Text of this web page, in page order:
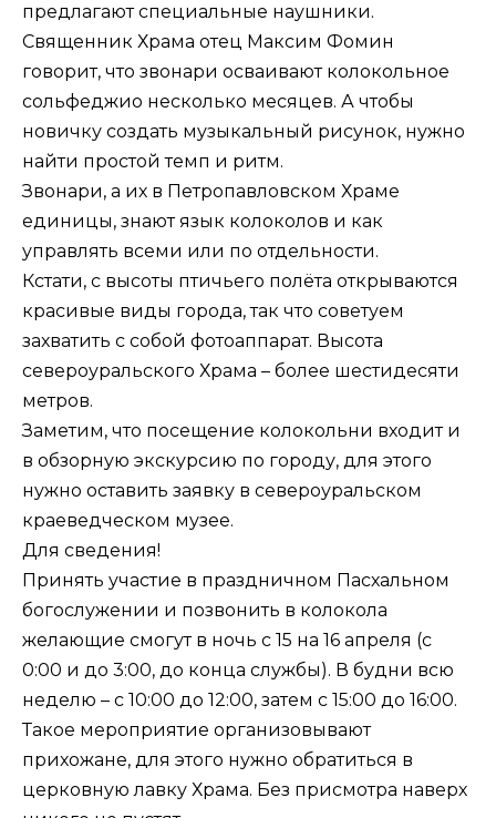
предлагают специальные наушники.
Священник Храма отец Максим Фомин
говорит, что звонари осваивают колокольное
сольфеджио несколько месяцев. А чтобы
новичку создать музыкальный рисунок, нужно
найти простой темп и ритм.
Звонари, а их в Петропавловском Храме
единицы, знают язык колоколов и как
управлять всеми или по отдельности.
Кстати, с высоты птичьего полёта открываются
красивые виды города, так что советуем
захватить с собой фотоаппарат. Высота
североуральского Храма – более шестидесяти
метров.
Заметим, что посещение колокольни входит и
в обзорную экскурсию по городу, для этого
нужно оставить заявку в североуральском
краеведческом музее.
Для сведения!
Принять участие в праздничном Пасхальном
богослужении и позвонить в колокола
желающие смогут в ночь с 15 на 16 апреля (с
0:00 и до 3:00, до конца службы). В будни всю
неделю – с 10:00 до 12:00, затем с 15:00 до 16:00.
Такое мероприятие организовывают
прихожане, для этого нужно обратиться в
церковную лавку Храма. Без присмотра наверх